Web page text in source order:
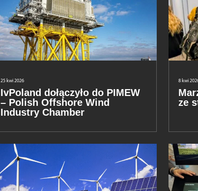
25 kwi 2026
IvPoland dołączyło do PIMEW
– Polish Offshore Wind
Industry Chamber
8 kwi
ze